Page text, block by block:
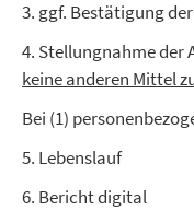
3. ggf. Bestätigung
4. Stellungnahme der
keine anderen Mittel
Bei (1)
5. Lebenslauf
6. Bericht digital